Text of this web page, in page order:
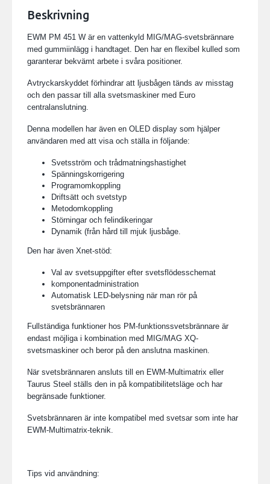
Beskrivning
EWM PM 451 W är en vattenkyld MIG/MAG-svetsbrännare
med gummiinlägg i handtaget. Den har en flexibel kulled som
garanterar bekvämt arbete i svåra positioner.
Avtryckarskyddet förhindrar att ljusbågen tänds av misstag
och den passar till alla svetsmaskiner med Euro
centralanslutning.
Denna modellen har även en OLED display som hjälper
användaren med att visa och ställa in följande:
Svetsström och trådmatningshastighet
Spänningskorrigering
Programomkoppling
Driftsätt och svetstyp
Metodomkoppling
Störningar och felindikeringar
Dynamik (från hård till mjuk ljusbåge.
Den har även Xnet-stöd:
Val av svetsuppgifter efter svetsflödesschemat
komponentadministration
Automatisk LED-belysning när man rör på
svetsbrännaren
Fullständiga funktioner hos PM-funktionssvetsbrännare är
endast möjliga i kombination med MIG/MAG XQ-
svetsmaskiner och beror på den anslutna maskinen.
När svetsbrännaren ansluts till en EWM-Multimatrix eller
Taurus Steel ställs den in på kompatibilitetsläge och har
begränsade funktioner.
Svetsbrännaren är inte kompatibel med svetsar som inte har
EWM-Multimatrix-teknik.
Tips vid användning: